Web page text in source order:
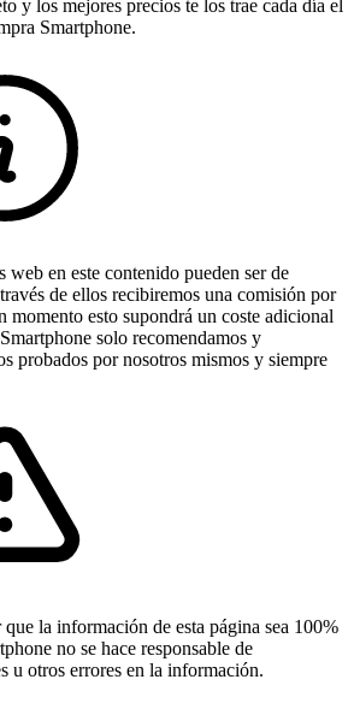
y los mejores precios te los trae cada día el
Smartphone.
web en este contenido pueden ser de
de ellos recibiremos una comisión por
momento esto supondrá un coste adicional
solo recomendamos y
probados por nosotros mismos y siempre
la información de esta página sea 100%
no se hace responsable de
u otros errores en la información.